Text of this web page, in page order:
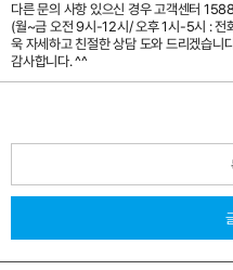
다른 문의 사항 있으신 경우 고객센터
(월~금 오전 9시-12시/ 오후 1시-5시 : 전
욱 자세하고 친절한 상담 도와 드리겠습니
감사합니다. ^^